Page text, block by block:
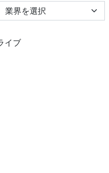
Select Industry
イブ